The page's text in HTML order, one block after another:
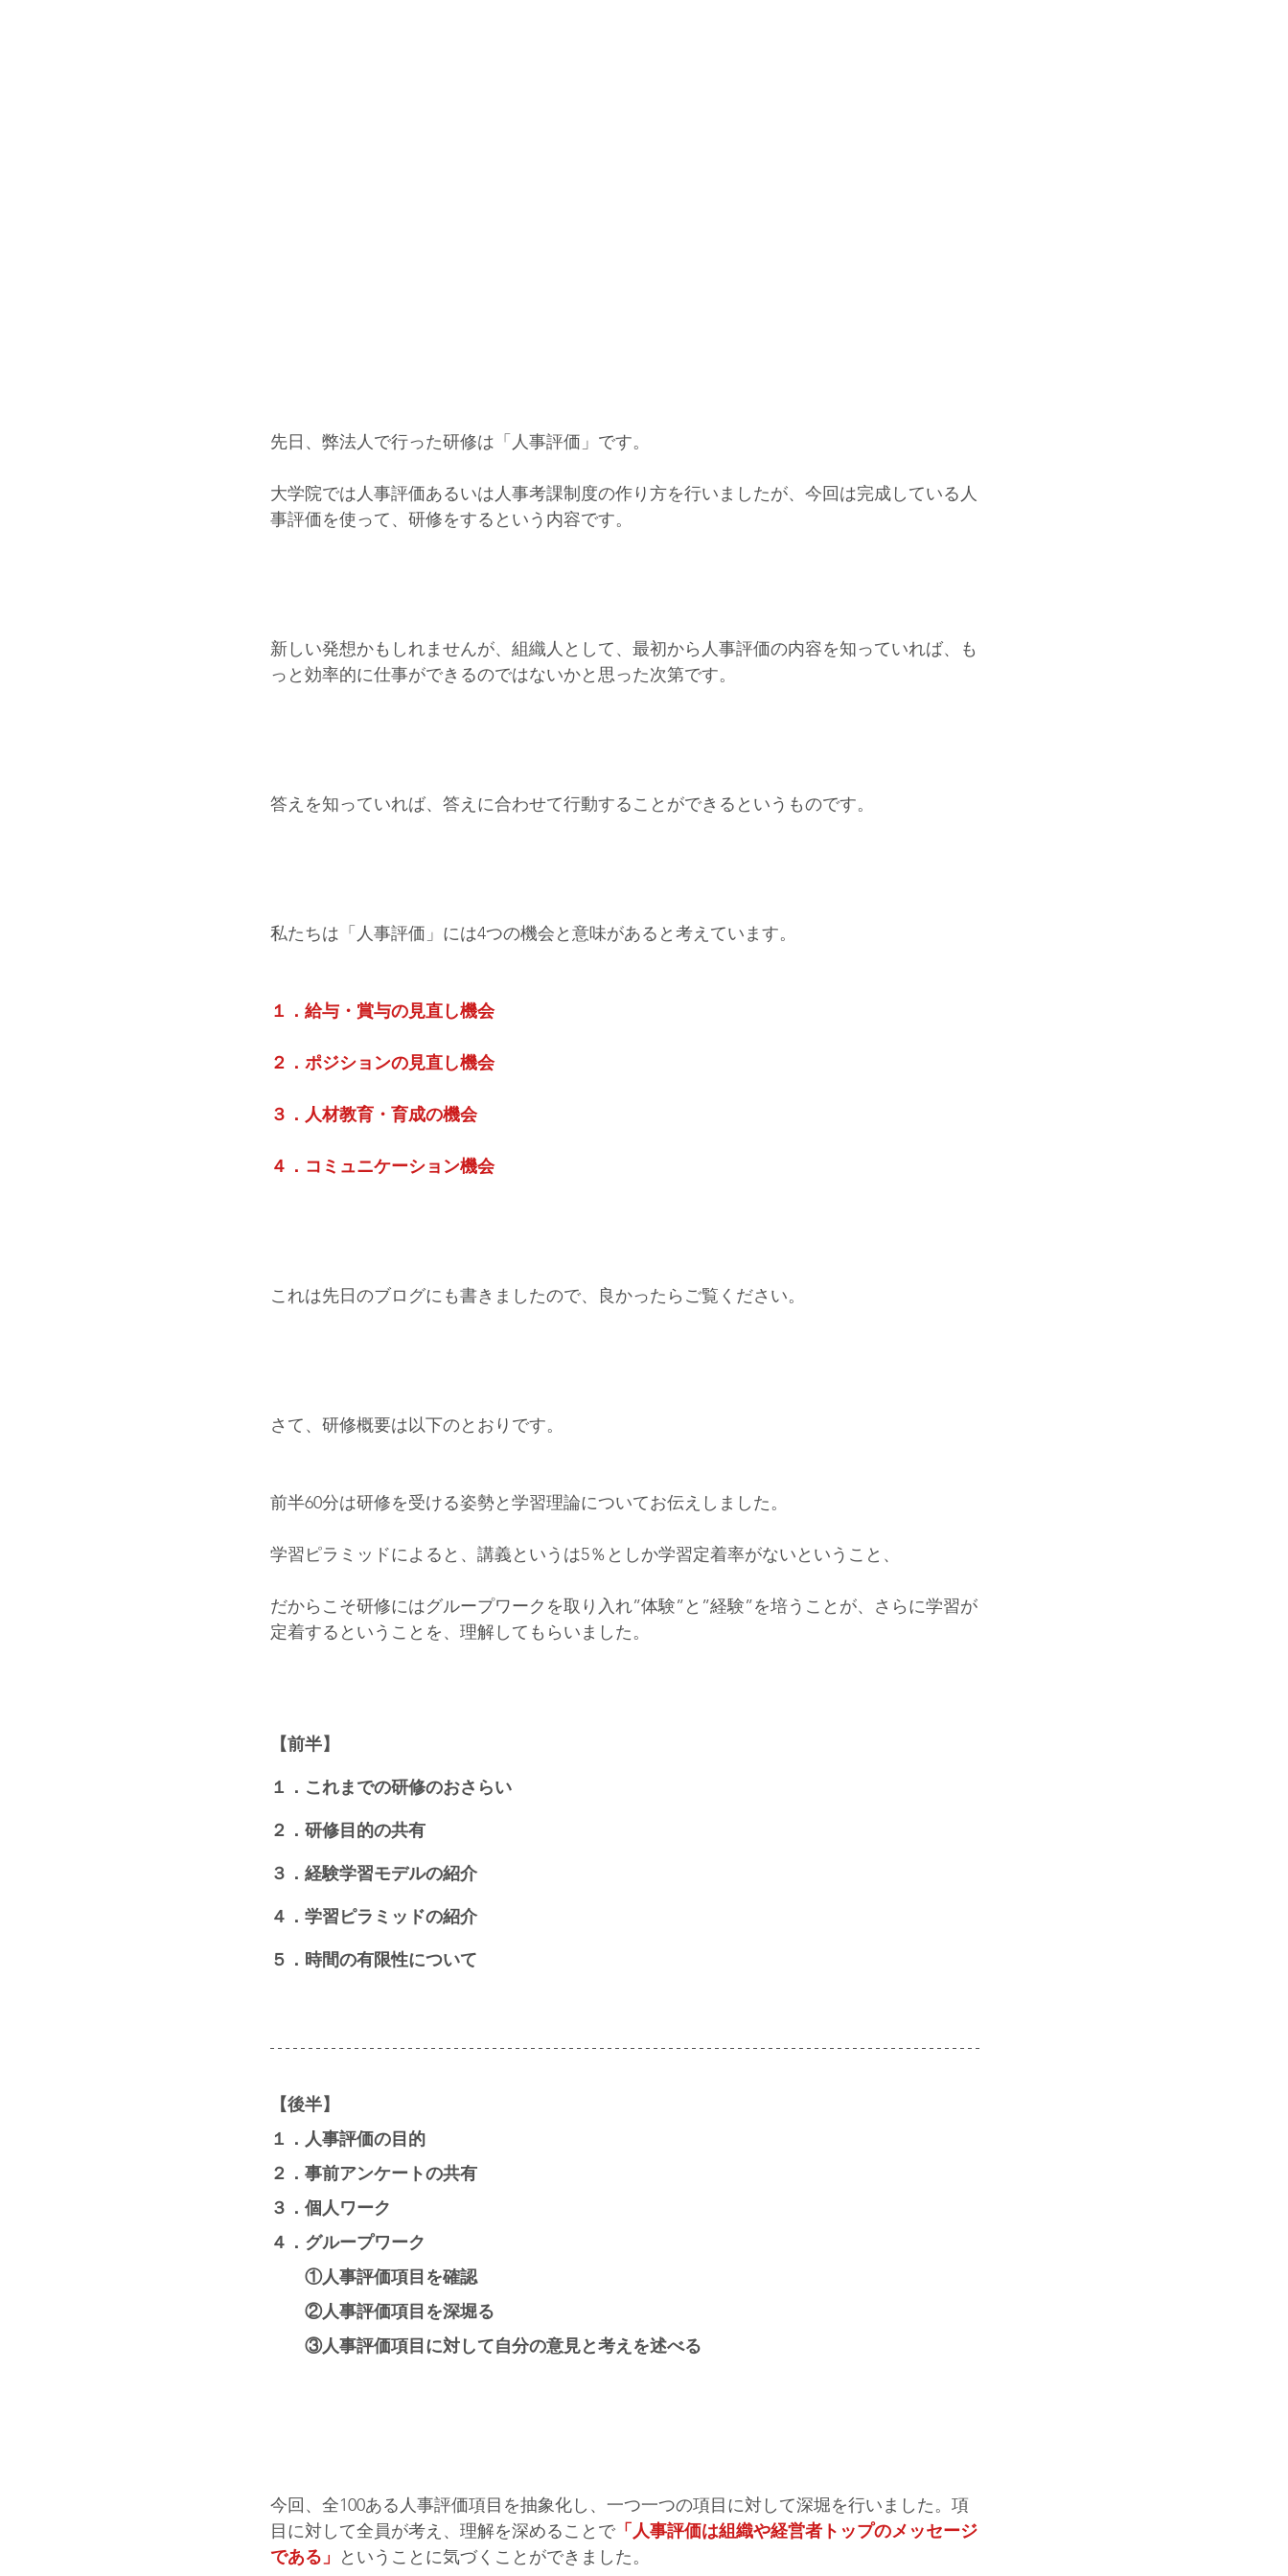
先日、弊法人で行った研修は「人事評価」です。
大学院では人事評価あるいは人事考課制度の作り方を行いましたが、今回は完成している人
事評価を使って、研修をするという内容です。
新しい発想かもしれませんが、組織人として、最初から人事評価の内容を知っていれば、も
っと効率的に仕事ができるのではないかと思った次第です。
答えを知っていれば、答えに合わせて行動することができるというものです。
私たちは「人事評価」には4つの機会と意味があると考えています。
１．給与・賞与の見直し機会
２．ポジションの見直し機会
３．人材教育・育成の機会
４．コミュニケーション機会
これは先日のブログにも書きましたので、良かったらご覧ください。
さて、研修概要は以下のとおりです。
前半60分は研修を受ける姿勢と学習理論についてお伝えしました。
学習ピラミッドによると、講義というは5％としか学習定着率がないということ、
だからこそ研修にはグループワークを取り入れ”体験”と”経験”を培うことが、さらに学習が
定着するということを、理解してもらいました。
【前半】
１．これまでの研修のおさらい
２．研修目的の共有
３．経験学習モデルの紹介
４．学習ピラミッドの紹介
５．時間の有限性について
【後半】
１．人事評価の目的
２．事前アンケートの共有
３．個人ワーク
４．グループワーク
①人事評価項目を確認
②人事評価項目を深堀る
③人事評価項目に対して自分の意見と考えを述べる
今回、全100ある人事評価項目を抽象化し、一つ一つの項目に対して深堀を行いました。項
目に対して全員が考え、理解を深めることで「人事評価は組織や経営者トップのメッセージ
である」 ということに気づくことができました。